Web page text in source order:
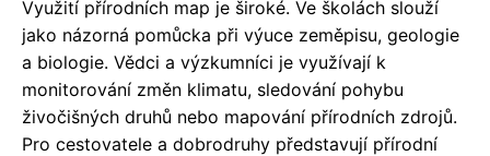
Využití přírodních map je široké. Ve školách slouží
jako názorná pomůcka při výuce zeměpisu, geologie
a biologie. Vědci a výzkumníci je využívají k
monitorování změn klimatu, sledování pohybu
živočišných druhů nebo mapování přírodních zdrojů.
Pro cestovatele a dobrodruhy představují přírodní